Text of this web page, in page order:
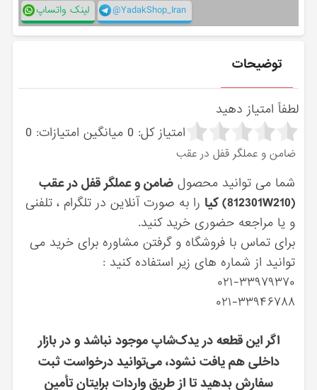
لینک واتساپ @YadakShop_Iran
توضیحات
لطفاً امتیاز دهید
امتیاز کل: 0 میانگین امتیازات: 0
ضامن و عملگر قفل در عقب
شما می توانید محصولضامن و عملگر قفل در عقب
(812301W210) کیا
را به صورت آنلاین در تلگرام ، تلفنی
و یا مراجعه حضوری خرید کنید.
برای تماس با فروشگاه و گرفتن مشاوره برای خرید می
توانید از شماره های زیر استفاده کنید :
۰۲۱-۳۳۹۷۹۳۷۰
۰۲۱-۳۳۹۴۶۷۸۸
اگر این قطعه در یدک‌شاپ موجود نباشد و در بازار
داخلی هم یافت نشود، می‌توانید درخواست ثبت
سفارش بدهید تا از طریق واردات برایتان تأمین